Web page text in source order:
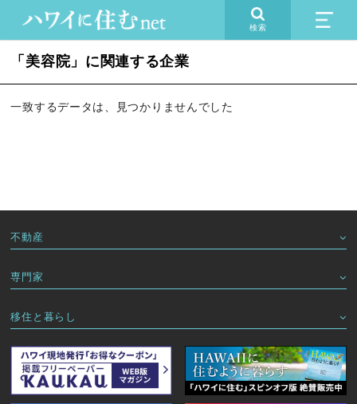
検索
「美容院」に関連する企業
一致するデータは、見つかりませんでした
不動産
専門家
移住と暮らし